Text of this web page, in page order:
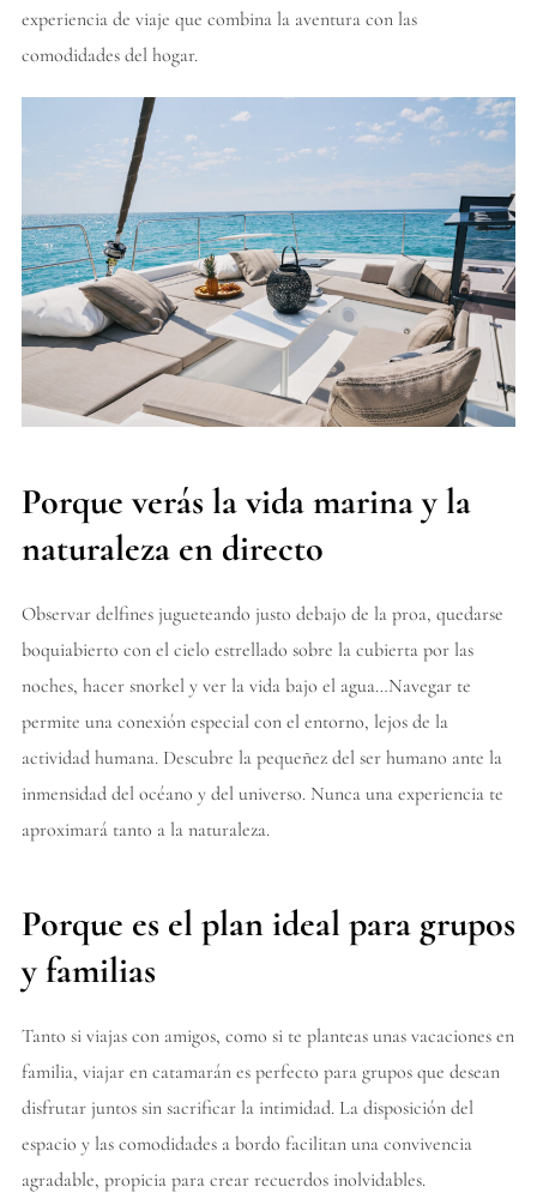
experiencia de viaje que combina la aventura con las
comodidades del hogar.
Porque verás la vida marina y la
naturaleza en directo
Observar delfines jugueteando justo debajo de la proa, quedarse
boquiabierto con el cielo estrellado sobre la cubierta por las
noches, hacer snorkel y ver la vida bajo el agua…Navegar te
permite una conexión especial con el entorno, lejos de la
actividad humana. Descubre la pequeñez del ser humano ante la
inmensidad del océano y del universo. Nunca una experiencia te
aproximará tanto a la naturaleza.
Porque es el plan ideal para grupos
y familias
Tanto si viajas con amigos, como si te planteas unas vacaciones en
familia, viajar en catamarán es perfecto para grupos que desean
disfrutar juntos sin sacrificar la intimidad. La disposición del
espacio y las comodidades a bordo facilitan una convivencia
agradable, propicia para crear recuerdos inolvidables.